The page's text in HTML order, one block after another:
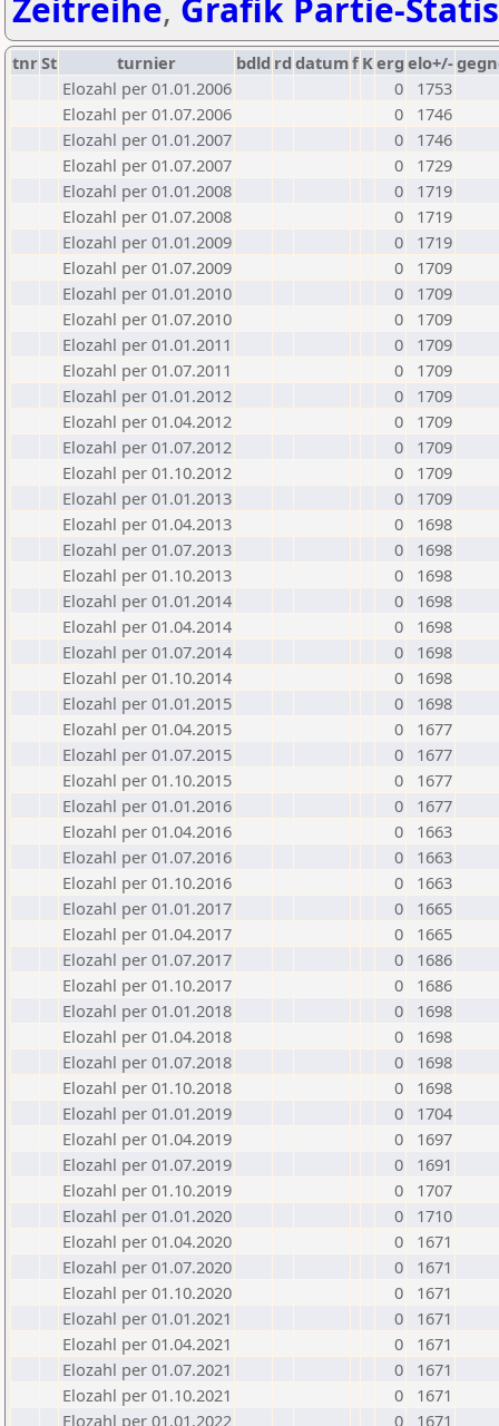
Zeitreihe, Grafik Partie-
tnrSt turnier bdld rd datumf Kerg elo+/-
Elozahl per 01.01.2006
0
1753
Elozahl per 01.07.2006
0
1746
Elozahl per 01.01.2007
0
1746
Elozahl per 01.07.2007
0
1729
Elozahl per 01.01.2008
0
1719
Elozahl per 01.07.2008
0
1719
Elozahl per 01.01.2009
0
1719
Elozahl per 01.07.2009
0
1709
Elozahl per 01.01.2010
0
1709
Elozahl per 01.07.2010
0
1709
Elozahl per 01.01.2011
0
1709
Elozahl per 01.07.2011
0
1709
Elozahl per 01.01.2012
0
1709
Elozahl per 01.04.2012
0
1709
Elozahl per 01.07.2012
0
1709
Elozahl per 01.10.2012
0
1709
Elozahl per 01.01.2013
0
1709
Elozahl per 01.04.2013
0
1698
Elozahl per 01.07.2013
0
1698
Elozahl per 01.10.2013
0
1698
Elozahl per 01.01.2014
0
1698
Elozahl per 01.04.2014
0
1698
Elozahl per 01.07.2014
0
1698
Elozahl per 01.10.2014
0
1698
Elozahl per 01.01.2015
0
1698
Elozahl per 01.04.2015
0
1677
Elozahl per 01.07.2015
0
1677
Elozahl per 01.10.2015
0
1677
Elozahl per 01.01.2016
0
1677
Elozahl per 01.04.2016
0
1663
Elozahl per 01.07.2016
0
1663
Elozahl per 01.10.2016
0
1663
Elozahl per 01.01.2017
0
1665
Elozahl per 01.04.2017
0
1665
Elozahl per 01.07.2017
0
1686
Elozahl per 01.10.2017
0
1686
Elozahl per 01.01.2018
0
1698
Elozahl per 01.04.2018
0
1698
Elozahl per 01.07.2018
0
1698
Elozahl per 01.10.2018
0
1698
Elozahl per 01.01.2019
0
1704
Elozahl per 01.04.2019
0
1697
Elozahl per 01.07.2019
0
1691
Elozahl per 01.10.2019
0
1707
Elozahl per 01.01.2020
0
1710
Elozahl per 01.04.2020
0
1671
Elozahl per 01.07.2020
0
1671
Elozahl per 01.10.2020
0
1671
Elozahl per 01.01.2021
0
1671
Elozahl per 01.04.2021
0
1671
Elozahl per 01.07.2021
0
1671
Elozahl per 01.10.2021
0
1671
Elozahl per 01.01.2022
0
1671